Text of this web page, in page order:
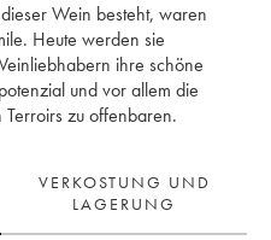
Wein besteht, waren
Heute werden sie
ihre schöne
und vor allem die
zu offenbaren.
VERKOSTUNG UND
LAGERUNG